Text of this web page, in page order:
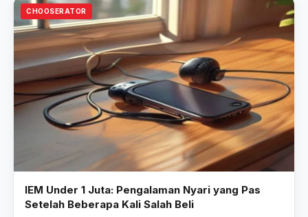
CHOOSERATOR
IEM Under 1 Juta: Pengalaman Nyari yang Pas
Setelah Beberapa Kali Salah Beli